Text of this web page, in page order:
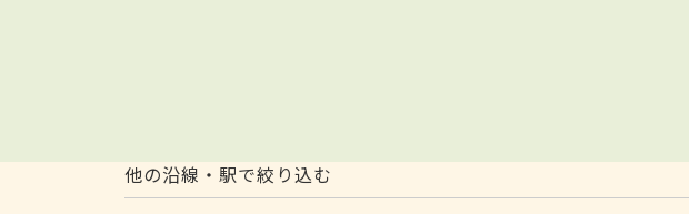
他の沿線・駅で絞り込む